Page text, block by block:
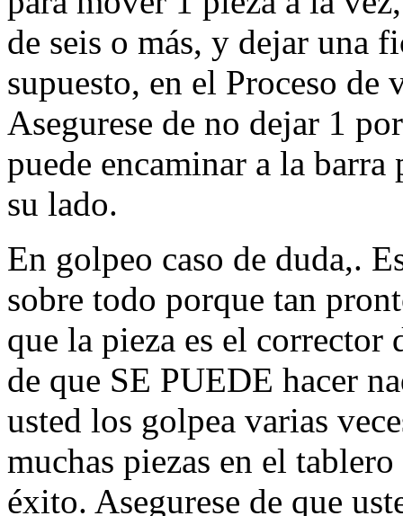
de seis o más, y dejar una
supuesto, en el Proceso de
Asegurese de no dejar 1
puede encaminar a la barra
su lado.
En golpeo caso de duda,.
sobre todo porque tan
que la pieza es el corrector
de que SE PUEDE hacer
usted los golpea varias
muchas piezas en el
éxito. Asegurese de que